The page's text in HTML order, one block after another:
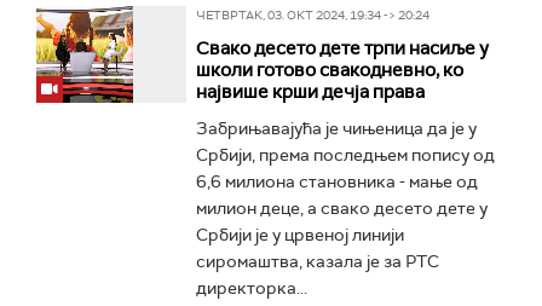
ЧЕТВРТАК, 03. ОКТ 2024, 19:34 -> 20:24
Свако десето дете трпи насиље у
школи готово свакодневно, ко
највише крши дечја права
Забрињавајућа је чињеница да је у
Србији, према последњем попису од
6,6 милиона становника - мање од
милион деце, а свако десето дете у
Србији је у црвеној линији
сиромаштва, казала је за РТС
директорка...